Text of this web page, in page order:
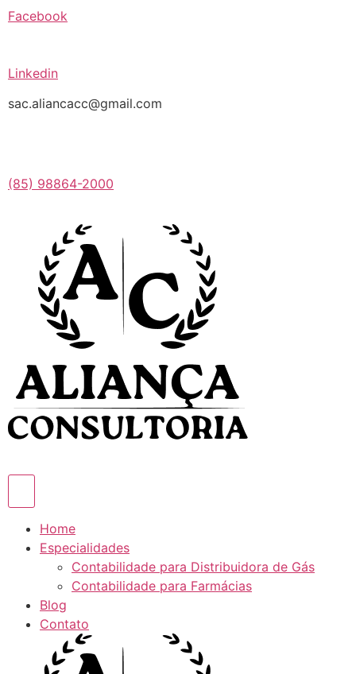
Facebook
Linkedin
sac.aliancacc@gmail.com
(85) 98864-2000
Home
Especialidades
Contabilidade para Distribuidora de Gás
Contabilidade para Farmácias
Blog
Contato